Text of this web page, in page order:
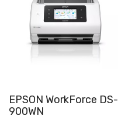
EPSON WorkForce DS-
900WN